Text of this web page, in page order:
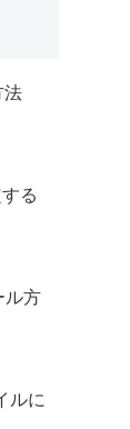
法
る
ル方
ルに